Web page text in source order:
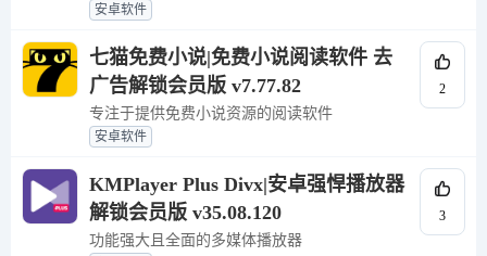
安卓软件
七猫免费小说|免费小说阅读软件 去
广告解锁会员版 v7.77.82
专注于提供免费小说资源的阅读软件
安卓软件
2
KMPlayer Plus Divx|安卓强悍播放器
解锁会员版 v35.08.120
功能强大且全面的多媒体播放器
3